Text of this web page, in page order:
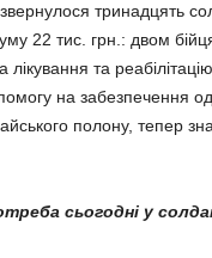
три­над­цять
22 тис. грн.: двом
лі­ку­ван­ня та
на за­без­пе­чення
полону, тепер
сьогодні у